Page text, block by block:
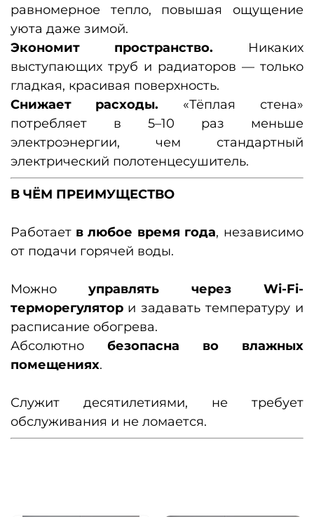
равномерное тепло, повышая ощущение
уюта даже зимой.
Экономит пространство.
Никаких
выступающих труб и радиаторов — только
гладкая, красивая поверхность.
Снижает расходы.
«Тёплая стена»
потребляет в 5–10 раз меньше
электроэнергии, чем стандартный
электрический полотенцесушитель.
В ЧЁМ ПРЕИМУЩЕСТВО
Работает в любое время года, независимо
от подачи горячей воды.
Можно
управлять через Wi-Fi-
терморегулятор и задавать температуру и
расписание обогрева.
Абсолютно
безопасна во влажных
помещениях.
Служит десятилетиями, не требует
обслуживания и не ломается.